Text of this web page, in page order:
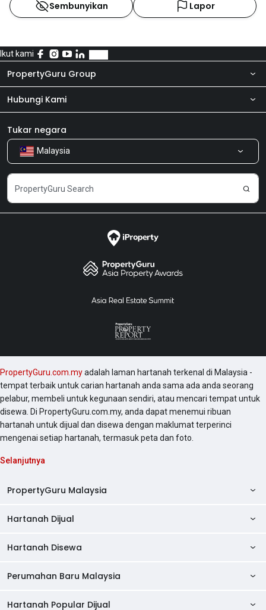
Sembunyikan Lapor
Ikut kami
PropertyGuru Group
Tentang kita
Produk kami
Kerjaya
Hubungi Kami
Bilik Berita
Kongsi Maklum Balas
Tukar negara
Malaysia
PropertyGuru.com.myadalah laman hartanah terkenal di Malaysia -
tempat terbaik untuk carian hartanah anda sama ada anda seorang
pelabur, membeli untuk kegunaan sendiri, atau mencari tempat untuk
disewa. Di PropertyGuru.com.my, anda dapat menemui ribuan
hartanah untuk dijual dan disewa dengan maklumat terperinci
mengenai setiap hartanah, termasuk peta dan foto.
Selanjutnya
PropertyGuru Malaysia
AskGuru
Direktori Ejen
Hartanah Dijual
Kondo Dijual
Hartanah Disewa
Kondo Disewa
Perumahan Baru Malaysia
Perumahan Baru di Johor
Hartanah Popular Dijual